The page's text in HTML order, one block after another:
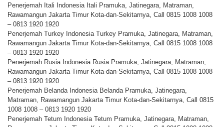
Penerjemah Itali Indonesia Itali Pramuka, Jatinegara, Matraman,
Rawamangun Jakarta Timur Kota-dan-Sekitarnya, Call 0815 1008 1008
– 0813 1920 1920
Penerjemah Turkey Indonesia Turkey Pramuka, Jatinegara, Matraman,
Rawamangun Jakarta Timur Kota-dan-Sekitarnya, Call 0815 1008 1008
– 0813 1920 1920
Penerjemah Rusia Indonesia Rusia Pramuka, Jatinegara, Matraman,
Rawamangun Jakarta Timur Kota-dan-Sekitarnya, Call 0815 1008 1008
– 0813 1920 1920
Penerjemah Belanda Indonesia Belanda Pramuka, Jatinegara,
Matraman, Rawamangun Jakarta Timur Kota-dan-Sekitarnya, Call 0815
1008 1008 – 0813 1920 1920
Penerjemah Tetum Indonesia Tetum Pramuka, Jatinegara, Matraman,